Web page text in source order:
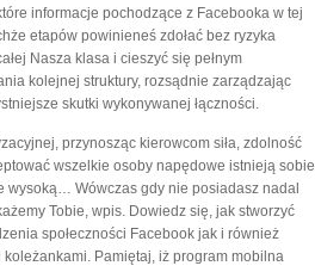
informacje pochodzące z Facebooka w tej
etapów powinieneś zdołać bez ryzyka
Nasza klasa i cieszyć się pełnym
kolejnej struktury, rozsądnie zarządzając
skutki wykonywanej łączności.
przynosząc kierowcom siła, zdolność
wszelkie osoby napędowe istnieją sobie
wysoką… Wówczas gdy nie posiadasz nadal
Tobie, wpis. Dowiedz się, jak stworzyć
społeczności Facebook jak i również
Pamiętaj, iż program mobilna